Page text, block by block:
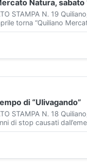
Natura,
STAMPA N. 19
torna “Quiliano
di “Ulivagando”
STAMPA N. 18
di stop causati